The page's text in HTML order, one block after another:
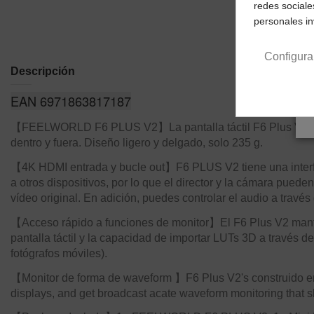
Descripción
EAN 6971863817187
【FEELWORLD F6 PLUS V2】La pantalla táctil F6 Plus
dentro y fuera. Diseño ligero y delgado, solo 235 g.
【4K HDMI entrada y bucle out】F6 PLUS V2 tiene una
a otros dispositivos, por lo que el director y la cámara
vídeo original. En adición, puedes controlar el audio a
【Acceso rápido a funciones de monitor】El F6 Plus V2
pantalla táctil y la capacidad de importar LUTs 3D a través
fotógrafos móviles).
【Monitor de forma de waveform 】F6 Plus V2's
displays, and get broadcast acate waveform monitoring
redes
personales